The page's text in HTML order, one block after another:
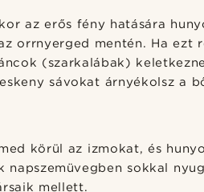
az erős fény hatására
orrnyerged mentén. Ha ezt
(szarkalábak)
sávokat árnyékolsz a
körül az izmokat, és
sokkal
mellett.